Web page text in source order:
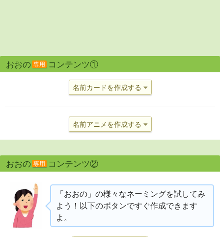
おおの 専用 コンテンツ①
名前カードを作成する
名前アニメを作成する
おおの 専用 コンテンツ②
「おおの」の様々なネーミングを試してみ
よう！以下のボタンですぐ作成できます
よ。